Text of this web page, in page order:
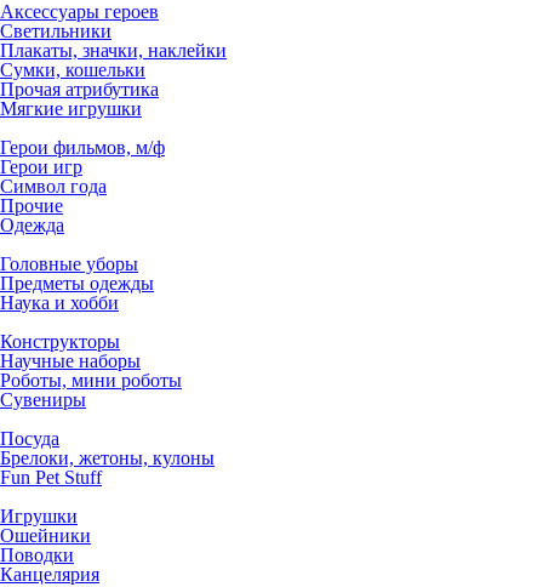
Аксессуары героев
Светильники
Плакаты, значки, наклейки
Сумки, кошельки
Прочая атрибутика
Мягкие игрушки
Герои фильмов, м/ф
Герои игр
Символ года
Прочие
Одежда
Головные уборы
Предметы одежды
Наука и хобби
Конструкторы
Научные наборы
Роботы, мини роботы
Сувениры
Посуда
Брелоки, жетоны, кулоны
Fun Pet Stuff
Игрушки
Ошейники
Поводки
Канцелярия